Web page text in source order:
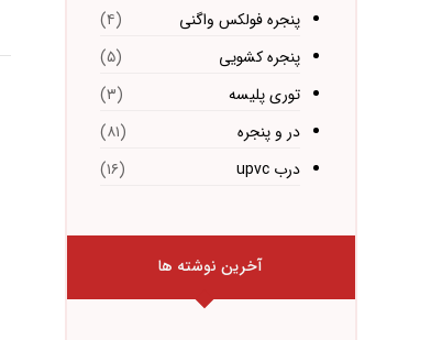
پنجره فولکس واگنی
(۴)
پنجره کشویی
(۵)
توری پلیسه
(۳)
در و پنجره
(۸۱)
درب upvc
(۱۶)
آخرین نوشته ها